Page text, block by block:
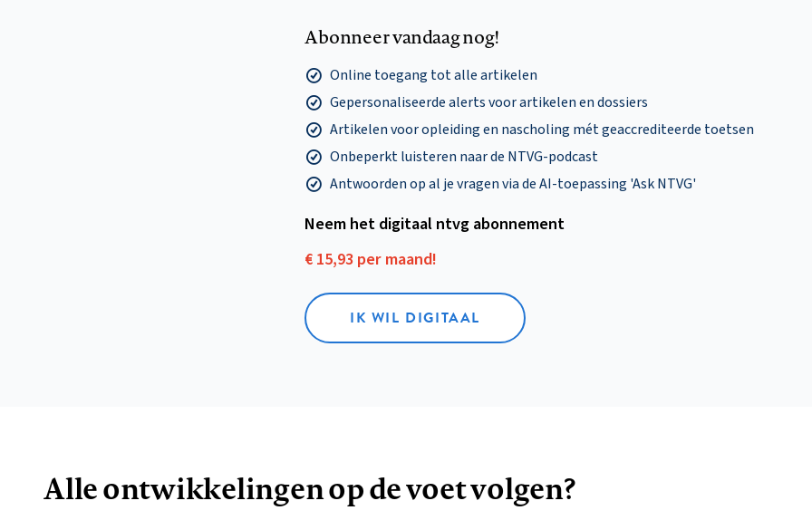
Abonneer vandaag nog!
Online toegang tot alle artikelen
Gepersonaliseerde alerts voor artikelen en dossiers
Artikelen voor opleiding en nascholing mét geaccrediteerde toetsen
Onbeperkt luisteren naar de NTVG-podcast
Antwoorden op al je vragen via de AI-toepassing 'Ask NTVG'
Neem het digitaal ntvg abonnement
€ 15,93 per maand!
IK WIL DIGITAAL
Alle ontwikkelingen op de voet volgen?